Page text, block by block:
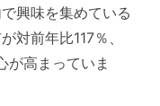
興味を集めている
対前年比117％、
が高まっていま